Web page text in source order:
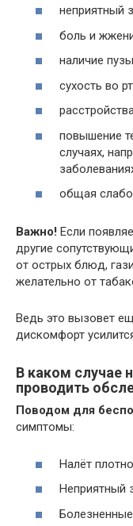
неприятный
боль и
наличие
сухость во
повышение
случаях,
общая
Важно! Если
другие
от острых блюд,
желательно от
Ведь это вызовет
дискомфорт
В каком случае
проводить
Поводом для
симптомы:
Налёт
Неприятный